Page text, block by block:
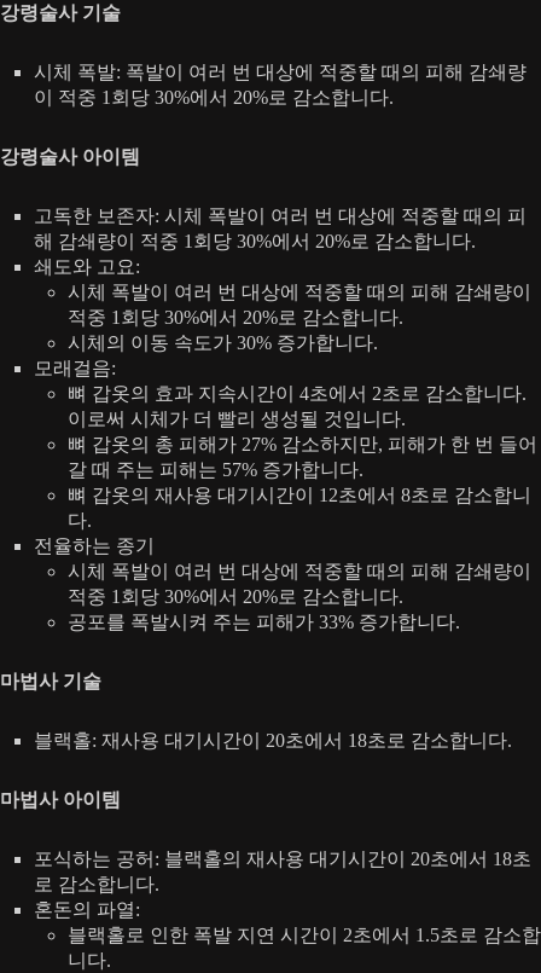
강령술사 기술
시체 폭발: 폭발이 여러 번 대상에 적중할 때의 피해 감쇄량
이 적중 1회당 30%에서 20%로 감소합니다.
강령술사 아이템
고독한 보존자: 시체 폭발이 여러 번 대상에 적중할 때의 피
해 감쇄량이 적중 1회당 30%에서 20%로 감소합니다.
쇄도와 고요:
시체 폭발이 여러 번 대상에 적중할 때의 피해 감쇄량이
적중 1회당 30%에서 20%로 감소합니다.
시체의 이동 속도가 30% 증가합니다.
모래걸음:
뼈 갑옷의 효과 지속시간이 4초에서 2초로 감소합니다.
이로써 시체가 더 빨리 생성될 것입니다.
뼈 갑옷의 총 피해가 27% 감소하지만, 피해가 한 번 들어
갈 때 주는 피해는 57% 증가합니다.
뼈 갑옷의 재사용 대기시간이 12초에서 8초로 감소합니
다.
전율하는 종기
시체 폭발이 여러 번 대상에 적중할 때의 피해 감쇄량이
적중 1회당 30%에서 20%로 감소합니다.
공포를 폭발시켜 주는 피해가 33% 증가합니다.
마법사 기술
블랙홀: 재사용 대기시간이 20초에서 18초로 감소합니다.
마법사 아이템
포식하는 공허: 블랙홀의 재사용 대기시간이 20초에서 18초
로 감소합니다.
혼돈의 파열:
블랙홀로 인한 폭발 지연 시간이 2초에서 1.5초로 감소합
니다.